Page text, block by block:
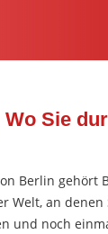
Sie
Berlin gehört
Welt, an denen
und noch